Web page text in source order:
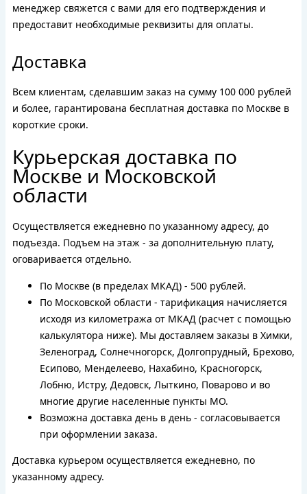
менеджер свяжется с вами для его подтверждения и
предоставит необходимые реквизиты для оплаты.
Доставка
Всем клиентам, сделавшим заказ на сумму 100 000 рублей
и более, гарантирована бесплатная доставка по Москве в
короткие сроки.
Курьерская доставка по
Москве и Московской
области
Осуществляется ежедневно по указанному адресу, до
подъезда. Подъем на этаж - за дополнительную плату,
оговаривается отдельно.
По Москве (в пределах МКАД) - 500 рублей.
По Московской области - тарификация начисляется
исходя из километража от МКАД (расчет с помощью
калькулятора ниже). Мы доставляем заказы в Химки,
Зеленоград, Солнечногорск, Долгопрудный, Брехово,
Есипово, Менделеево, Нахабино, Красногорск,
Лобню, Истру, Дедовск, Лыткино, Поварово и во
многие другие населенные пункты МО.
Возможна доставка день в день - согласовывается
при оформлении заказа.
Доставка курьером осуществляется ежедневно, по
указанному адресу.